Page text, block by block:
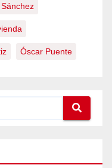
Sánchez
Óscar Puente